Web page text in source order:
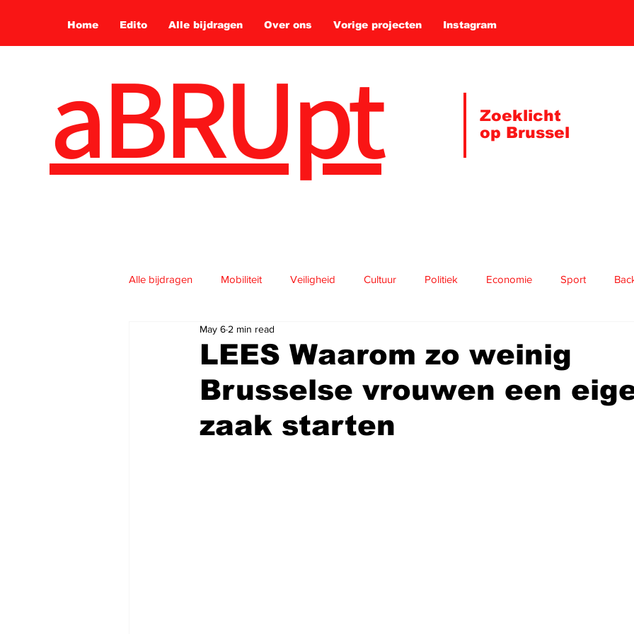
Home Edito Alle bijdragen Over ons Vorige projecten Instagram
aBRUpt
Zoeklicht
op Brussel
Alle bijdragen Mobiliteit Veiligheid Cultuur Politiek Economie Sport
LEES Waarom zo weinig
Brusselse vrouwen een
zaak starten
May 6 2 min read